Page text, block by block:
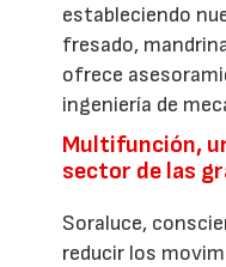
estableciendo
fresado,
ofrece
ingeniería de
Multifunción,
sector de las
Soraluce,
reducir los